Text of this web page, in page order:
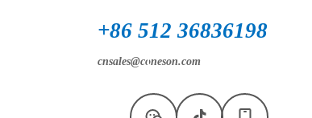
+86 512 36836198
cnsales@coneson.com